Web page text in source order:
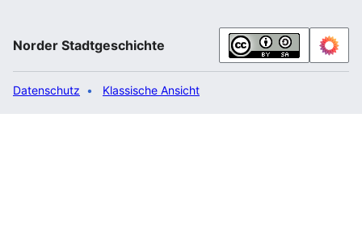
Norder Stadtgeschichte
Datenschutz Klassische Ansicht